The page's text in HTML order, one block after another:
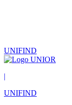
UNIFIND
|
UNIFIND